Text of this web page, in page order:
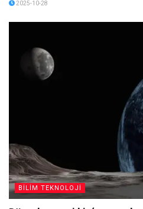
2025-10-28
BİLİM TEKNOLOJİ